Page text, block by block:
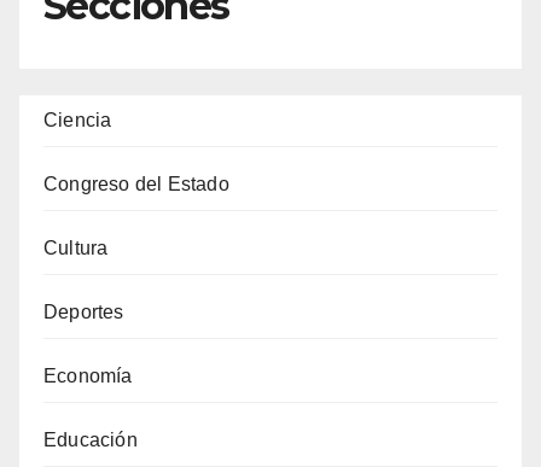
Ciencia
Congreso del Estado
Cultura
Deportes
Economía
Educación